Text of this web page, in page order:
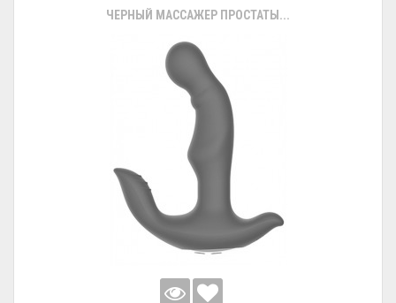
ЧЕРНЫЙ МАССАЖЕР ПРОСТАТЫ...